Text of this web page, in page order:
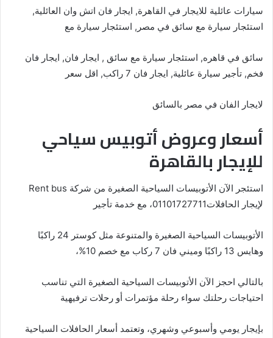
سيارات عائلية للايجار في القاهرة, ايجار فان اتش وان العائلية,
استئجار سيارة مع سائق في مصر, استئجار سيارة مع
سائق في قاهره, استئجار سيارة مع سائق , ايجار فان, ايجار فان
فخم, تأجير سيارة عائلية, ايجار فان 7 راكب, اقل سعر
لايجار الفان في مصر بالسائق
أسعار وعروض أتوبيس سياحي
للإيجار بالقاهرة
استئجر الآن الأتوبيسات السياحية الصغيرة من شركة Rent bus
لإيجار الحافلات01101727711، مع خدمة تأجير
الأتوبيسات السياحية الصغيرة والمتنوعة مثل كوستر 24 راكبًا
وهايس 13 راكبًا وميني فان 7 ركاب مع خصم 10%،
بالتالي احجز الآن الأتوبيسات السياحية الصغيرة التي تناسب
احتياجات رحلتك سواء رحلة مؤتمرات أو رحلات ترفيهية
بإيجار يومي وأسبوعي وشهري، وتعتمد أسعار الحافلات السياحية